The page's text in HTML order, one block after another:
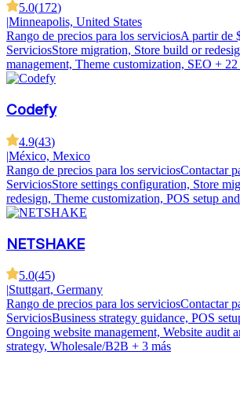
5.0(172)
|Minneapolis, United States
Rango de precios para los serviciosA partir de
ServiciosStore migration, Store build or
management, Theme customization, SEO + 22
Codefy
4.9(43)
|México, Mexico
Rango de precios para los serviciosContactar
ServiciosStore settings configuration, Store
redesign, Theme customization, POS setup
NETSHAKE
5.0(45)
|Stuttgart, Germany
Rango de precios para los serviciosContactar
ServiciosBusiness strategy guidance, POS
Ongoing website management, Website audit
strategy, Wholesale/B2B + 3 más